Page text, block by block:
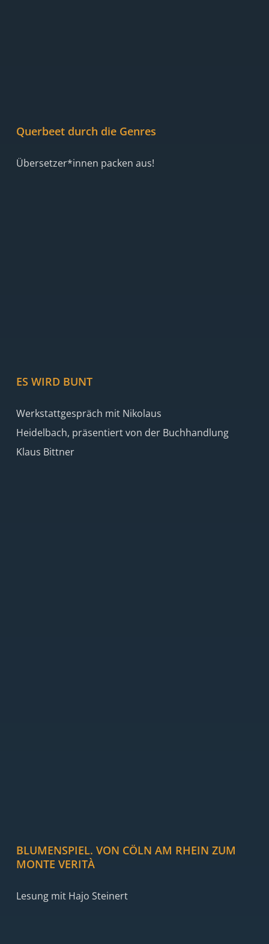
Querbeet durch die Genres
Übersetzer*innen packen aus!
ES WIRD BUNT
Werkstattgespräch mit Nikolaus
Heidelbach, präsentiert von der Buchhandlung
Klaus Bittner
BLUMENSPIEL. VON CÖLN AM RHEIN ZUM
MONTE VERITÀ
Lesung mit Hajo Steinert